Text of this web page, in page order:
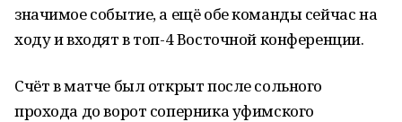
значимое событие, а ещё обе команды сейчас на
ходу и входят в топ-4 Восточной конференции.
Счёт в матче был открыт после сольного
прохода до ворот соперника уфимского